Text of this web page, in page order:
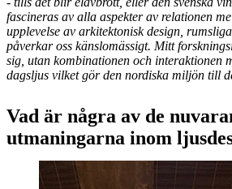
fascineras av alla aspekter av relationen
upplevelse av arkitektonisk design,
påverkar oss känslomässigt. Mitt
sig, utan kombinationen och interaktionen
dagsljus vilket gör den nordiska miljön till
Vad är några av de
utmaningarna inom